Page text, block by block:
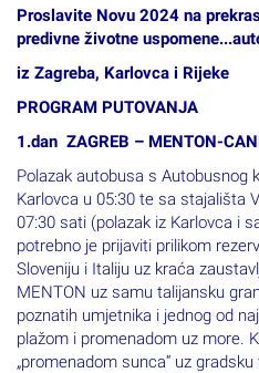
Proslavite Novu 2024 na
predivne životne
iz Zagreba, Karlovca i Rijeke
PROGRAM PUTOVANJA
1.dan ZAGREB – MENTON-
Polazak autobusa s Autobusnog
Karlovca u 05:30 te sa stajališta
07:30 sati (polazak iz Karlovca i
potrebno je prijaviti prilikom
Sloveniju i Italiju uz kraća
MENTON uz samu talijansku
poznatih umjetnika i jednog od
plažom i promenadom uz more.
„promenadom sunca“ uz